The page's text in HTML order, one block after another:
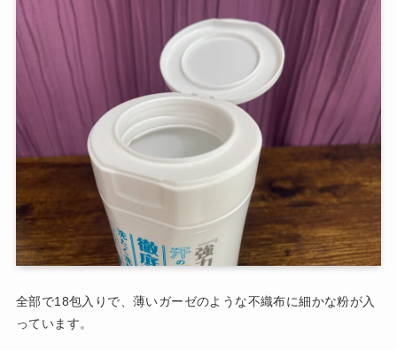
全部で18包入りで、薄いガーゼのような不織布に細かな粉が入
っています。